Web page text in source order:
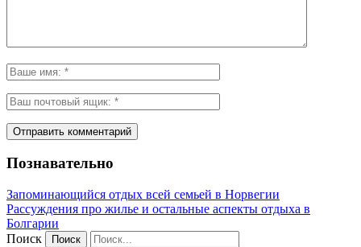
Познавательно
Запоминающийся отдых всей семьей в Норвегии
Рассуждения про жилье и остальные аспекты отдыха в
Болгарии
Поиск